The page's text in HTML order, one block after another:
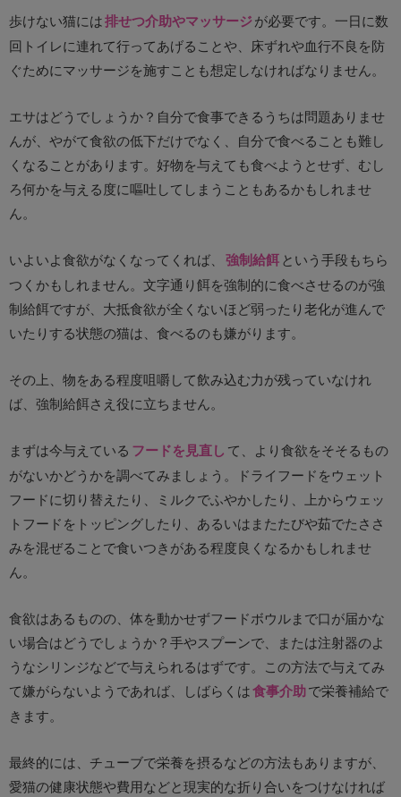
歩けない猫には排せつ介助やマッサージが必要です。一日に数
回トイレに連れて行ってあげることや、床ずれや血行不良を防
ぐためにマッサージを施すことも想定しなければなりません。
エサはどうでしょうか？自分で食事できるうちは問題ありませ
んが、やがて食欲の低下だけでなく、自分で食べることも難し
くなることがあります。好物を与えても食べようとせず、むし
ろ何かを与える度に嘔吐してしまうこともあるかもしれませ
ん。
いよいよ食欲がなくなってくれば、 強制給餌という手段もちら
つくかもしれません。文字通り餌を強制的に食べさせるのが強
制給餌ですが、大抵食欲が全くないほど弱ったり老化が進んで
いたりする状態の猫は、食べるのも嫌がります。
その上、物をある程度咀嚼して飲み込む力が残っていなけれ
ば、強制給餌さえ役に立ちません。
まずは今与えている フードを見直し て、より食欲をそそるもの
がないかどうかを調べてみましょう。ドライフードをウェット
フードに切り替えたり、ミルクでふやかしたり、上からウェッ
トフードをトッピングしたり、あるいはまたたびや茹でたささ
みを混ぜることで食いつきがある程度良くなるかもしれませ
ん。
食欲はあるものの、体を動かせずフードボウルまで口が届かな
い場合はどうでしょうか？手やスプーンで、または注射器のよ
うなシリンジなどで与えられるはずです。この方法で与えてみ
て嫌がらないようであれば、しばらくは食事介助で栄養補給で
きます。
最終的には、チューブで栄養を摂るなどの方法もありますが、
愛猫の健康状態や費用などと現実的な折り合いをつけなければ